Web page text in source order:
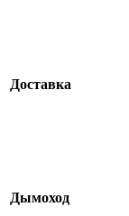
Доставка
Дымоход